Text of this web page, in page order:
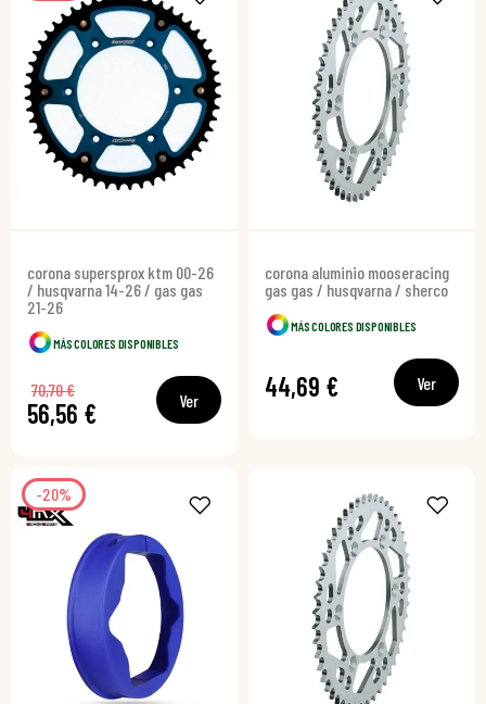
corona supersprox ktm 00-26
/ husqvarna 14-26 / gas gas
21-26
MÁS COLORES DISPONIBLES
56,56 €
70,70 € Ver
corona aluminio mooseracing
gas gas / husqvarna / sherco
MÁS COLORES DISPONIBLES
44,69 € Ver
-20%